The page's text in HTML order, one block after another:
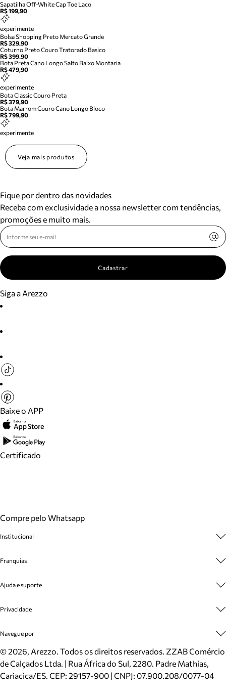
Sapatilha Off-White Cap Toe Laco
R$ 199,90
experimente
Bolsa Shopping Preto Mercato Grande
R$ 329,90
Coturno Preto Couro Tratorado Basico
R$ 399,90
Bota Preta Cano Longo Salto Baixo Montaria
R$ 479,90
experimente
Bota Classic Couro Preta
R$ 379,90
Bota Marrom Couro Cano Longo Bloco
R$ 799,90
experimente
Veja mais produtos
Fique por dentro das novidades
Receba com exclusividade a nossa newsletter com tendências,
promoções e muito mais.
Cadastrar
Siga a Arezzo
Baixe o APP
Certificado
Compre pelo Whatsapp
Institucional
Cashback
Venda Corporativa
Mapa do Site
Inverno
Mundo Arezzo
Franquias
Plano de Negócio
Ajuda e suporte
Cadastro
Meus Pedidos
Trocas e Devoluções
Cartão Presente
Localizador de lojas
Privacidade
Politica e Privacidade
Navegue por
Sapatos
Bolsas
Scarpins
©2026, Arezzo. Todos os direitos reservados. ZZAB Comércio
de Calçados Ltda. | Rua África do Sul, 2280. Padre Mathias,
Cariacica/ES. CEP: 29157-900 | CNPJ: 07.900.208/0077-04